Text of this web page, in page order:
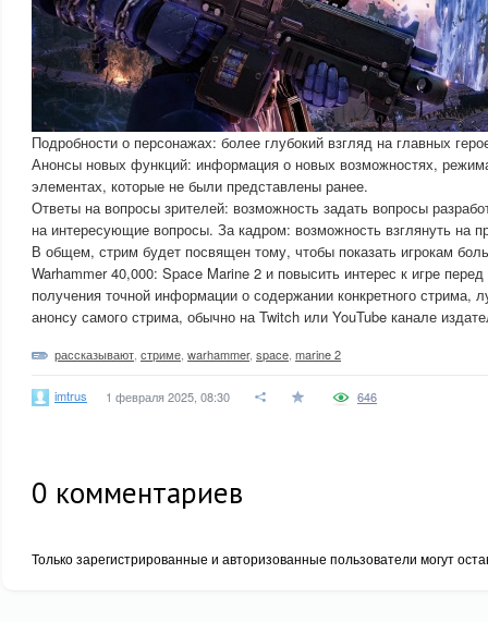
Подробности о персонажах: более глубокий взгляд на главных
Анонсы новых функций: информация о новых возможностях,
элементах, которые не были представлены ранее.
Ответы на вопросы зрителей: возможность задать вопросы
на интересующие вопросы. За кадром: возможность взглянуть на
В общем, стрим будет посвящен тому, чтобы показать игрокам
Warhammer 40,000: Space Marine 2 и повысить интерес к игре
получения точной информации о содержании конкретного стрима,
анонсу самого стрима, обычно на Twitch или YouTube канале
рассказывают стриме warhammer, space marine 2
imtrus 1 февраля 2025, 08:30 646
0 комментариев
Только зарегистрированные и авторизованные пользователи могут